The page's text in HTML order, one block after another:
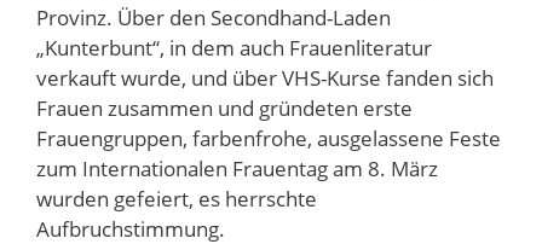
Provinz. Über den Secondhand-Laden
„Kunterbunt“, in dem auch Frauenliteratur
verkauft wurde, und über VHS-Kurse fanden sich
Frauen zusammen und gründeten erste
Frauengruppen, farbenfrohe, ausgelassene Feste
zum Internationalen Frauentag am 8. März
wurden gefeiert, es herrschte
Aufbruchstimmung.